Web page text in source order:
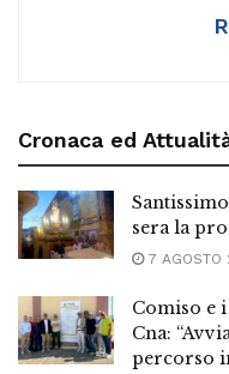
Cronaca ed
sera la
7 AGOSTO
Comiso e
Cna:
percorso